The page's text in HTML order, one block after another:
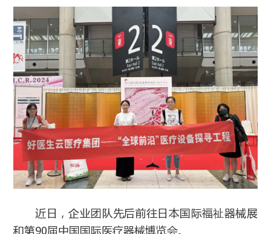
近日，企业团队先后前往日本国际福祉器械展
和第90届中国国际医疗器械博览会。